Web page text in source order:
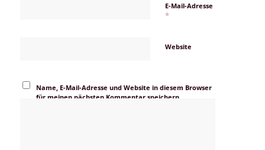
E-Mail-Adresse
*
Website
Name, E-Mail-Adresse und Website in diesem Browser
für meinen nächsten Kommentar speichern.